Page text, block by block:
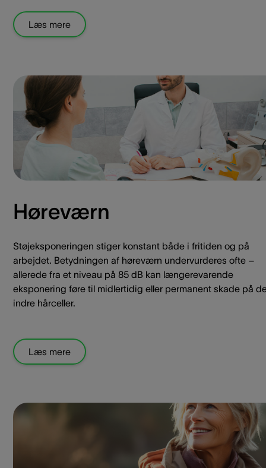
Læs mere
Høreværn
Støjeksponeringen stiger konstant både i fritiden og på
arbejdet. Betydningen af høreværn undervurderes ofte –
allerede fra et niveau på 85 dB kan længerevarende
eksponering føre til midlertidig eller permanent skade på
indre hårceller.
Læs mere